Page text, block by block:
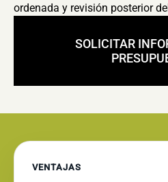
ordenada y revisión posterior
SOLICITAR
VENTAJAS